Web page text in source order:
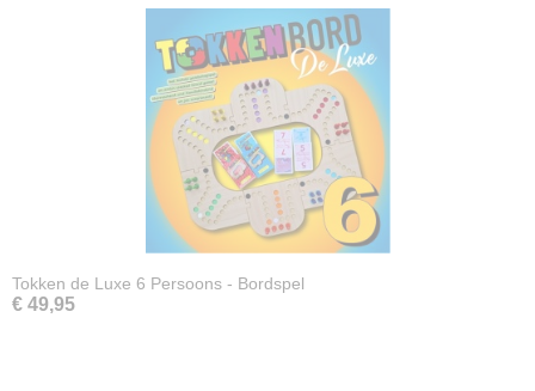
Tokken de Luxe 6 Persoons - Bordspel
€ 49,95